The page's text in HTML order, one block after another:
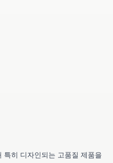
특히 디자인되는 고품질 제품을